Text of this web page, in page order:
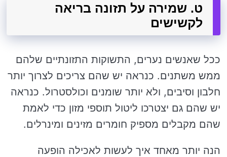
ט. שמירה על תזונה בריאה
לקשישים
ככל שאנשים נערים, התשוקות התזונתיים שלהם
ממש משתנים. כנראה יש שהם צריכים לצרוך יותר
חלבון וסיבים, ולא יותר שומנים וכולסטרול. כנראה
יש שהם גם יצטרכו ליטול תוספי מזון כדי לאמת
שהם מקבלים מספיק חומרים מזינים ומינרלים.
הנה יותר מאחד איך לעשות לאכילה הופעה